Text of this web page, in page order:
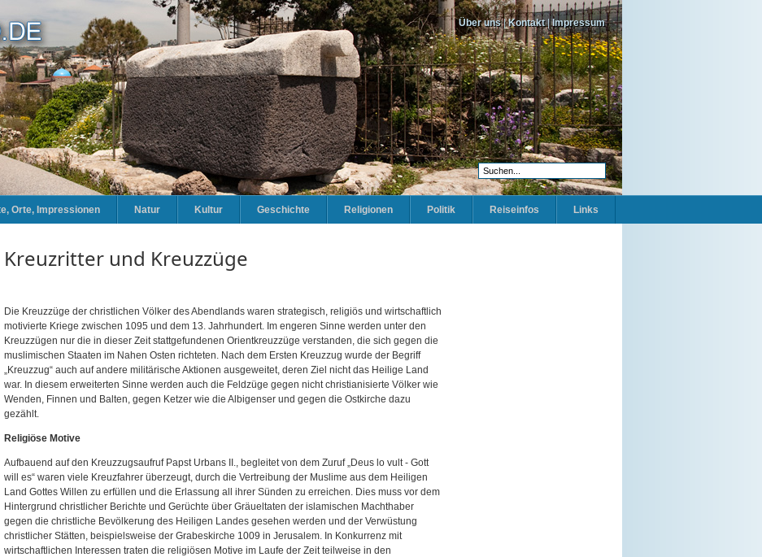
Über uns|Kontakt|Impressum
Orte, Impressionen Natur Kultur Geschichte Religionen Politik Reiseinfos Links
Kreuzritter und Kreuzzüge
Die Kreuzzüge der christlichen Völker des Abendlands waren strategisch, religiös und wirtschaftlich
motivierte Kriege zwischen 1095 und dem 13. Jahrhundert. Im engeren Sinne werden unter den
Kreuzzügen nur die in dieser Zeit stattgefundenen Orientkreuzzüge verstanden, die sich gegen die
muslimischen Staaten im Nahen Osten richteten. Nach dem Ersten Kreuzzug wurde der Begriff
„Kreuzzug“ auch auf andere militärische Aktionen ausgeweitet, deren Ziel nicht das Heilige Land
war. In diesem erweiterten Sinne werden auch die Feldzüge gegen nicht christianisierte Völker wie
Wenden, Finnen und Balten, gegen Ketzer wie die Albigenser und gegen die Ostkirche dazu
gezählt.
Religiöse Motive
Aufbauend auf den Kreuzzugsaufruf Papst Urbans II., begleitet von dem Zuruf „Deus lo vult - Gott
will es“ waren viele Kreuzfahrer überzeugt, durch die Vertreibung der Muslime aus dem Heiligen
Land Gottes Willen zu erfüllen und die Erlassung all ihrer Sünden zu erreichen. Dies muss vor dem
Hintergrund christlicher Berichte und Gerüchte über Gräueltaten der islamischen Machthaber
gegen die christliche Bevölkerung des Heiligen Landes gesehen werden und der Verwüstung
christlicher Stätten, beispielsweise der Grabeskirche 1009 in Jerusalem. In Konkurrenz mit
wirtschaftlichen Interessen traten die religiösen Motive im Laufe der Zeit teilweise in den